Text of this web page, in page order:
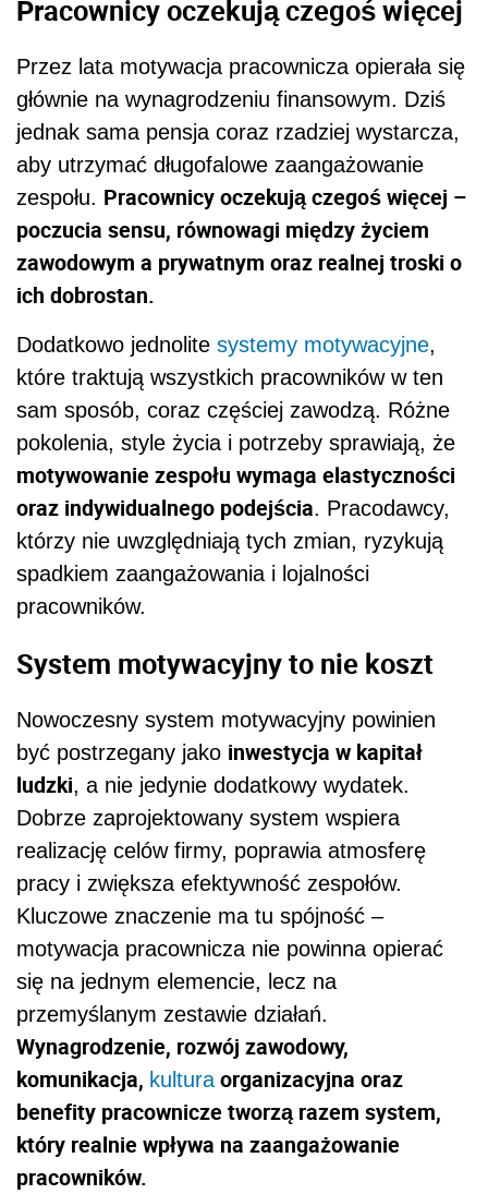
Pracownicy oczekują czegoś więcej
Przez lata motywacja pracownicza opierała się
głównie na wynagrodzeniu finansowym. Dziś
jednak sama pensja coraz rzadziej wystarcza,
aby utrzymać długofalowe zaangażowanie
zespołu. Pracownicy oczekują czegoś więcej –
poczucia sensu, równowagi między życiem
zawodowym a prywatnym oraz realnej troski o
ich dobrostan.
Dodatkowo jednolite systemy motywacyjne,
które traktują wszystkich pracowników w ten
sam sposób, coraz częściej zawodzą. Różne
pokolenia, style życia i potrzeby sprawiają, że
motywowanie zespołu wymaga elastyczności
oraz indywidualnego podejścia. Pracodawcy,
którzy nie uwzględniają tych zmian, ryzykują
spadkiem zaangażowania i lojalności
pracowników.
System motywacyjny to nie koszt
Nowoczesny system motywacyjny powinien
być postrzegany jako inwestycja w kapitał
ludzki, a nie jedynie dodatkowy wydatek.
Dobrze zaprojektowany system wspiera
realizację celów firmy, poprawia atmosferę
pracy i zwiększa efektywność zespołów.
Kluczowe znaczenie ma tu spójność –
motywacja pracownicza nie powinna opierać
się na jednym elemencie, lecz na
przemyślanym zestawie działań.
Wynagrodzenie, rozwój zawodowy,
komunikacja, kulturaorganizacyjna oraz
benefity pracownicze tworzą razem system,
który realnie wpływa na zaangażowanie
pracowników.